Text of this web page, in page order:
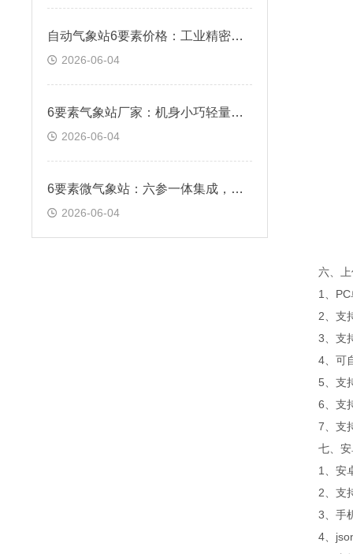
自动气象站6要素价格：工业精密传感，实测数据稳定误差偏低
2026-06-04
6要素气象站厂家：机身小巧轻量化，狭小点位灵活布设安装
2026-06-04
6要素微气象站：六参一体集成，六项气象参数同步采集
2026-06-04
六、上
1、PC单
2、支持
3、支持
4、可自
5、支持
6、支持
7、支持
七、安
1、安卓
2、支持
3、手机
4、json